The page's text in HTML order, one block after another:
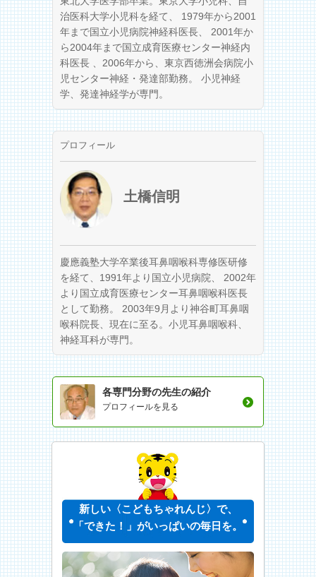
治医科大学小児科を経て、 1979年から2001
年まで国立小児病院神経科医長、 2001年か
ら2004年まで国立成育医療センター神経内
科医長 、2006年から、東京西徳洲会病院小
児センター神経・発達部勤務。 小児神経
学、発達神経学が専門。
プロフィール
土橋信明
慶應義塾大学卒業後耳鼻咽喉科専修医研修
を経て、1991年より国立小児病院、 2002年
より国立成育医療センター耳鼻咽喉科医長
として勤務。 2003年9月より神谷町耳鼻咽
喉科院長、現在に至る。小児耳鼻咽喉科、
神経耳科が専門。
各専門分野の先生の紹介
プロフィールを見る
新しい〈こどもちゃれんじ〉で、
「できた！」がいっぱいの毎日を。